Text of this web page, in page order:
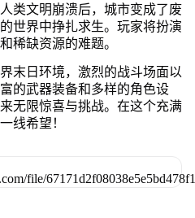
类文明崩溃后，城市变成了废
世界中挣扎求生。玩家将扮演
稀缺资源的难题。
末日环境，激烈的战斗场面以
的武器装备和多样的角色设
无限惊喜与挑战。在这个充满
线希望！